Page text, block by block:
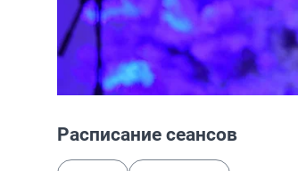
Расписание сеансов